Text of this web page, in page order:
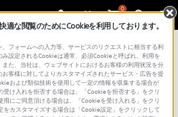
0
ート
の解決方法を動画でわかりやすくご
適な閲覧のためにCookieを利用しております。
フォームへの入力等、サービスのリクエストに相当する利
設定されるCookieは通常、必須Cookieと呼ばれ、利用を
た、当社は、ウェブサイトにおけるお客様の利用状況を分
客様に対してよりカスタマイズされたサービス・広告を提
および類似技術を使用して一定の情報を収集する場合が
け入れを拒否する場合は、「Cookieを拒否する」をクリ
用にご同意頂ける場合は、「Cookieを受け入れる」をクリ
をカスタマイズする場合は「Cookie設定」をクリックして